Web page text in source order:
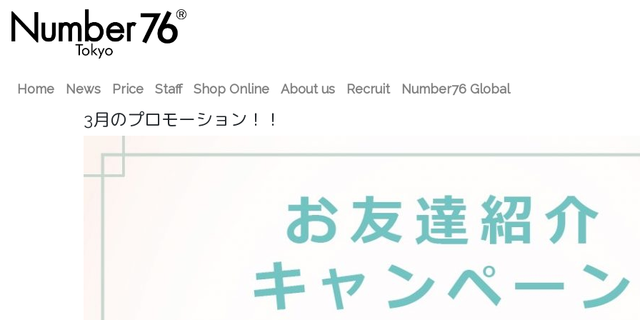
Home News Price Staff Shop Online About us Recruit Number76 Global
3月のプロモーション！！